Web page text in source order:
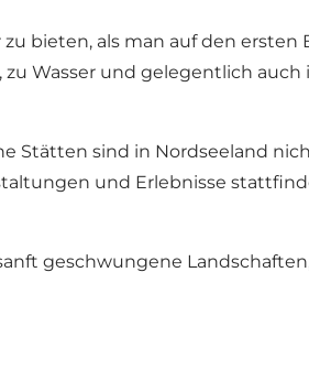
bieten, als man auf den
zu Wasser und gelegentlich
Stätten sind in Nordseeland
und Erlebnisse
geschwungene